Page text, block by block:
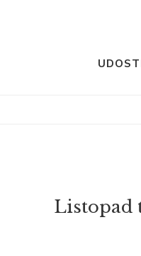
Listopad